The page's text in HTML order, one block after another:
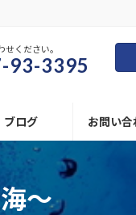
せください。
93-3395
ブログ お問い合
～